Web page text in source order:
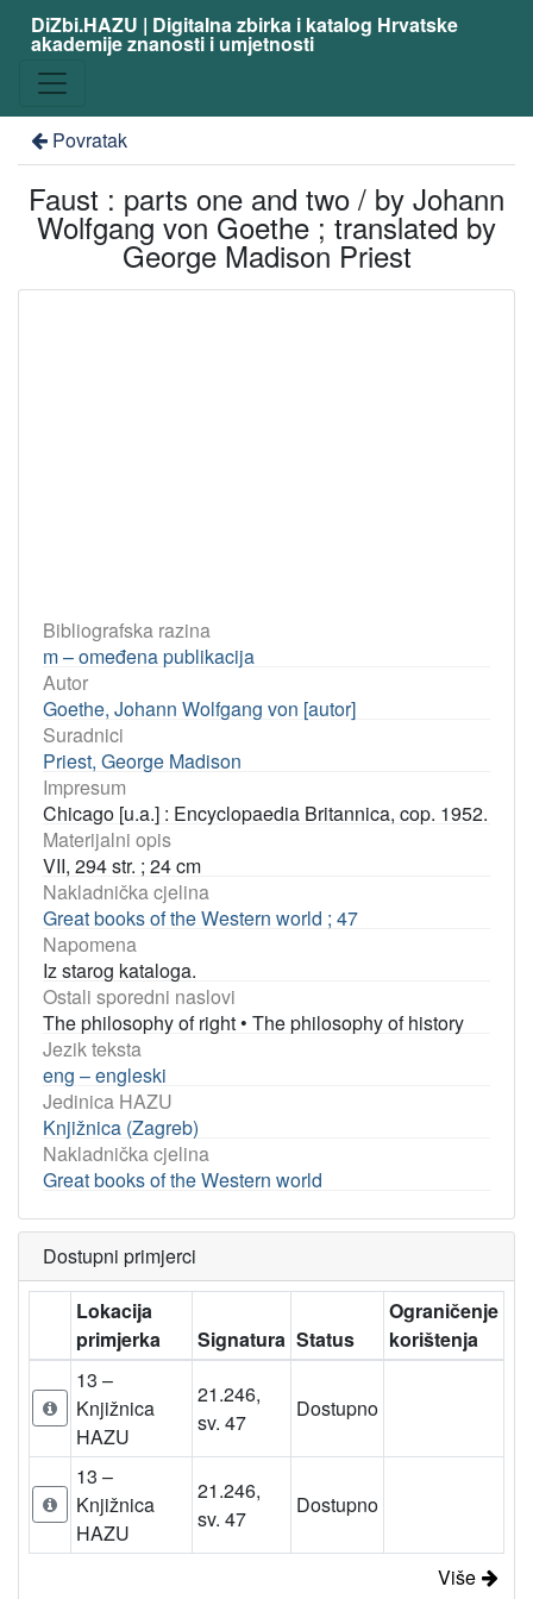
DiZbi.HAZU | Digitalna zbirka i katalog Hrvatske
akademije znanosti i umjetnosti
Povratak
Faust : parts one and two / by Johann
Wolfgang von Goethe ; translated by
George Madison Priest
Bibliografska razina
m – omeđena publikacija
Autor
Goethe, Johann Wolfgang von [autor]
Suradnici
Priest, George Madison
Impresum
Chicago [u.a.] : Encyclopaedia Britannica, cop. 1952.
Materijalni opis
VII, 294 str. ; 24 cm
Nakladnička cjelina
Great books of the Western world ; 47
Napomena
Iz starog kataloga.
Ostali sporedni naslovi
The philosophy of right • The philosophy of history
Jezik teksta
eng – engleski
Jedinica HAZU
Knjižnica (Zagreb)
Nakladnička cjelina
Great books of the Western world
Dostupni primjerci
Lokacija
primjerka
Signatura Status
Ograničenje
korištenja
13 –
Knjižnica
HAZU
21.246,
sv. 47
Dostupno
13 –
Knjižnica
HAZU
21.246,
sv. 47
Dostupno
Više